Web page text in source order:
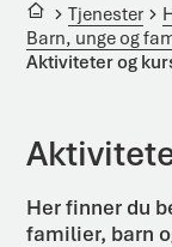
Du er her:Tjenester
Barn, unge og
Aktiviteter og
Her finner du
familier, barn